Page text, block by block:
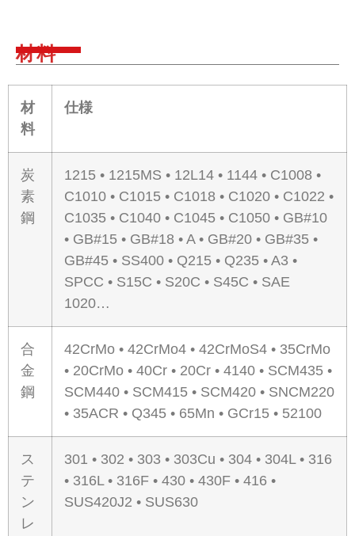
材料
材
料
仕様
炭
素
鋼
1215 • 1215MS • 12L14 • 1144 • C1008 •
C1010 • C1015 • C1018 • C1020 • C1022 •
C1035 • C1040 • C1045 • C1050 • GB#10
• GB#15 • GB#18 • A • GB#20 • GB#35 •
GB#45 • SS400 • Q215 • Q235 • A3 •
SPCC • S15C • S20C • S45C • SAE
1020…
合
金
鋼
42CrMo • 42CrMo4 • 42CrMoS4 • 35CrMo
• 20CrMo • 40Cr • 20Cr • 4140 • SCM435 •
SCM440 • SCM415 • SCM420 • SNCM220
• 35ACR • Q345 • 65Mn • GCr15 • 52100
ス
テ
ン
レ
301 • 302 • 303 • 303Cu • 304 • 304L • 316
• 316L • 316F • 430 • 430F • 416 •
SUS420J2 • SUS630